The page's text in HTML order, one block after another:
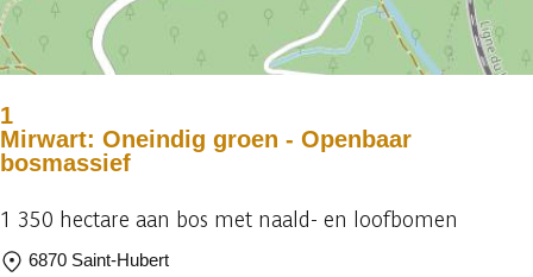
1
Mirwart: Oneindig groen - Openbaar
bosmassief
1 350 hectare aan bos met naald- en loofbomen
6870 Saint-Hubert